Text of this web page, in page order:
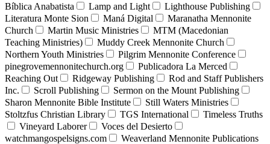
Bíblica Anabatista
Lamp and Light
Lighthouse Publishing
Literatura Monte Sion
Maná Digital
Maranatha Mennonite
Church
Martin Music Ministries
MTM (Macedonian
Teaching Ministries)
Muddy Creek Mennonite Church
Northern Youth Ministries
Pilgrim Mennonite Conference
pinegrovemennonitechurch.org
Publicadora La Merced
Reaching Out
Ridgeway Publishing
Rod and Staff Publishers
Inc.
Scroll Publishing
Sermon on the Mount Publishing
Sharon Mennonite Bible Institute
Still Waters Ministries
Stoltzfus Christian Library
TGS International
Timeless Truths
Vineyard Laborer
Voces del Desierto
watchmangospelsigns.com
Weaverland Mennonite Publications